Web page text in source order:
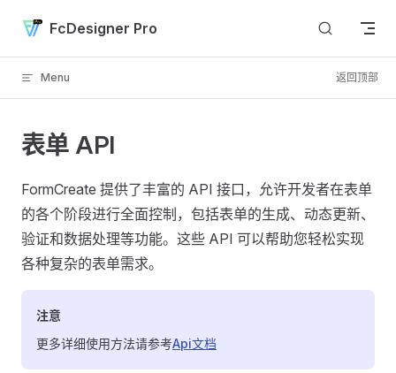
Skip to content
FcDesigner Pro
Menu 返回顶部
表单 API
FormCreate 提供了丰富的 API 接口，允许开发者在表单
的各个阶段进行全面控制，包括表单的生成、动态更新、
验证和数据处理等功能。这些 API 可以帮助您轻松实现
各种复杂的表单需求。
注意
更多详细使用方法请参考Api文档